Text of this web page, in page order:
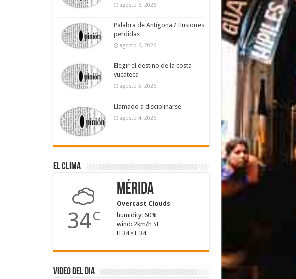
agosto 6, 2026
Palabra de Antígona / Ilusiones
perdidas
agosto 6, 2026
Elegir el destino de la costa
yucateca
agosto 5, 2026
Llamado a disciplinarse
agosto 4, 2026
El Clima
34C
Mérida
Overcast Clouds
humidity: 60%
wind: 2km/h SE
H 34 • L 34
Video del dia